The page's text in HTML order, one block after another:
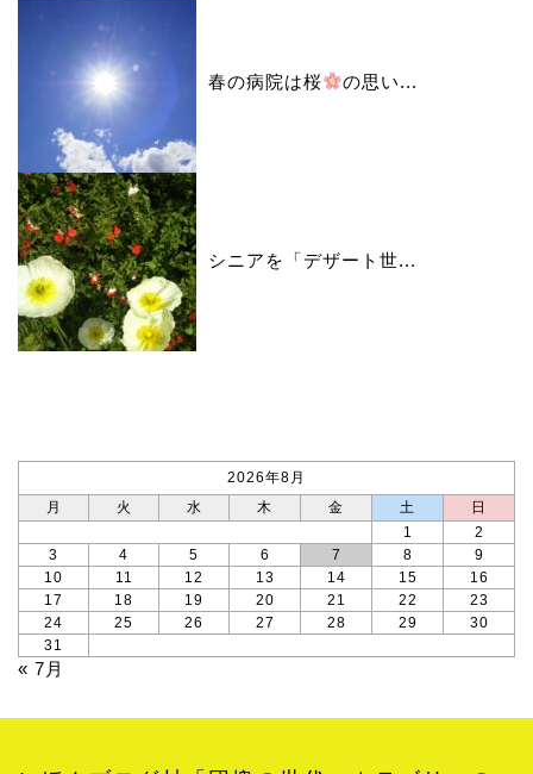
春の病院は桜 の思い...
シニアを「デザート世...
2026年8月
月
火 水 木 金 土
日
1
2
3
4 5 6 7 8
9
10
11 12 13 14 15
16
17
18 19 20 21 22
23
24
25 26 27 28 29
30
31
« 7月